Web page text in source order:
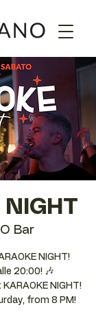
NIGHT
Bar
NIGHT!
20:00! 🎶
NIGHT!
from 8 PM!